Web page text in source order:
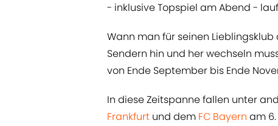
- inklusive Topspiel am Abend -
Wann man für seinen
Sendern hin und her wechseln
von Ende September bis Ende
In diese Zeitspanne fallen unter
Frankfurt und dem FC Bayern am